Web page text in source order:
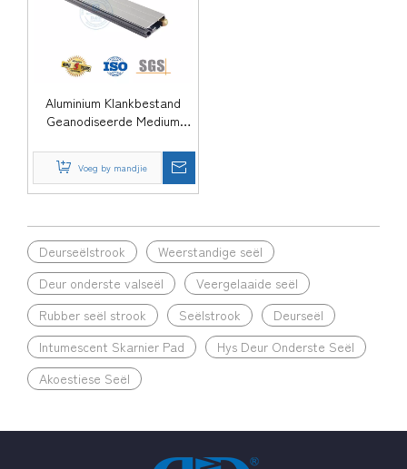
Aluminium Klankbestand
Geanodiseerde Medium
skuifdeur Bodemseël-
DDBS001
Voeg by mandjie
Deurseëlstrook
Weerstandige seël
Deur onderste valseël
Veergelaaide seël
Rubber seël strook
Seëlstrook
Deurseël
Intumescent Skarnier Pad
Hys Deur Onderste Seël
Akoestiese Seël